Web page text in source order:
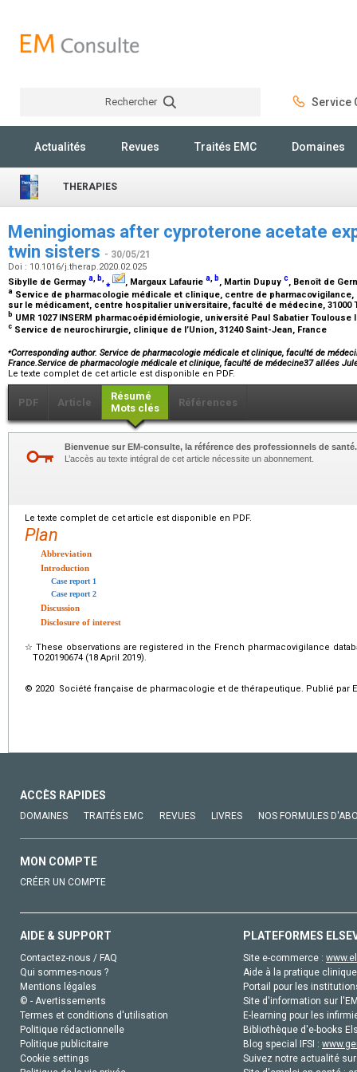
Rechercher Service
Actualités Revues Traités EMC Domaines
THERAPIES
Meningiomas after cyproterone acetate
twin sisters - 30/05/21
Doi : 10.1016/j.therap.2020.02.025
Sibylle de Germay a, b,⁎ , Margaux Lafaurie a, b, Martin Dupuy c, Benoît de
a Service de pharmacologie médicale et clinique, centre de
sur le médicament, centre hospitalier universitaire, faculté de médecine, 31000
b UMR 1027 INSERM pharmacoépidémiologie, université Paul Sabatier Toulouse
c Service de neurochirurgie, clinique de l’Union, 31240 Saint-Jean, France
⁎Corresponding author. Service de pharmacologie médicale et clinique, faculté de
France.Service de pharmacologie médicale et clinique, faculté de médecine37 allées
Le texte complet de cet article est disponible en PDF.
PDF Article
Résumé
Mots clés
Références
Bienvenue sur EM-consulte, la référence des professionnels de santé.
L’accès au texte intégral de cet article nécessite un abonnement.
Le texte complet de cet article est disponible en PDF.
Plan
Abbreviation
Introduction
Case report 1
Case report 2
Discussion
Disclosure of interest
☆ These observations are registered in the French pharmacovigilance
TO20190674 (18 April 2019).
© 2020 Société française de pharmacologie et de thérapeutique. Publié par
ACCÈS RAPIDES
DOMAINES TRAITÉS EMC REVUES LIVRES NOS FORMULES
MON COMPTE
CRÉER UN COMPTE
AIDE & SUPPORT
Contactez-nous / FAQ
Qui sommes-nous ?
Mentions légales
© - Avertissements
Termes et conditions d'utilisation
Politique rédactionnelle
Politique publicitaire
Cookie settings
PLATEFORMES
Site e-commerce :
Aide à la pratique
Portail pour les
Site d'information sur
E-learning pour les
Bibliothèque d'e-books
Blog special IFSI :
Suivez notre actualité